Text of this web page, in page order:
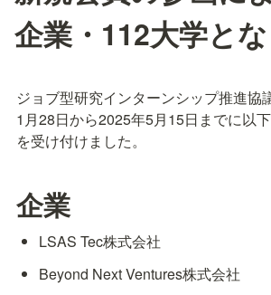
企業・112大学と
ジョブ型研究インターンシップ推進協
1月28日から2025年5月15日までに以
を受け付けました。
企業
LSAS Tec株式会社
Beyond Next Ventures株式会社